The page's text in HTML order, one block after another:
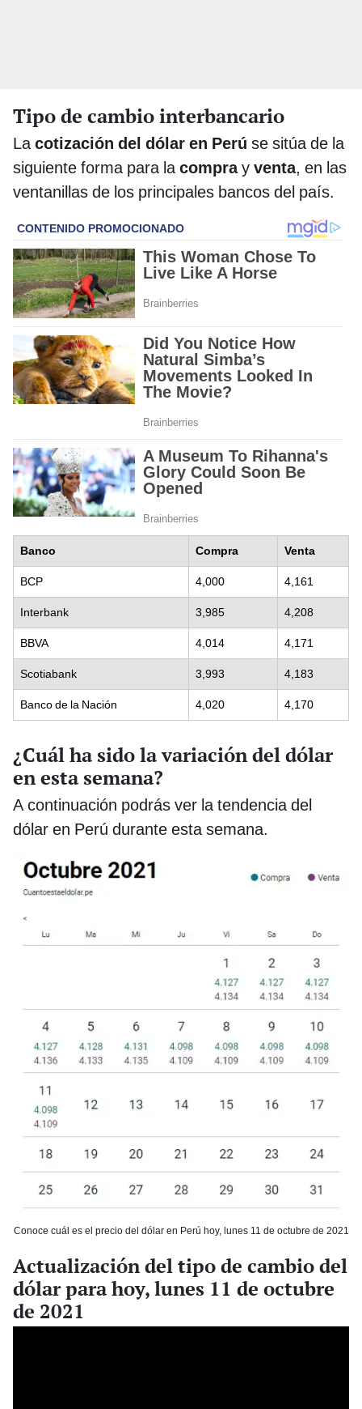
Tipo de cambio interbancario
Lacotización del dólar en Perú se sitúa de la
siguiente forma para lacompray venta, en las
ventanillas de los principales bancos del país.
Banco Compra Venta
BCP 4,000 4,161
Interbank 3,985 4,208
BBVA 4,014 4,171
Scotiabank 3,993 4,183
Banco de la Nación 4,020 4,170
¿Cuál ha sido la variación del dólar
en esta semana?
A continuación podrás ver la tendencia del
dólar en Perú durante esta semana.
Conoce cuál es el precio del dólar en Perú hoy, lunes 11 de octubre de 2021
Actualización del tipo de cambio del
dólar para hoy, lunes 11 de octubre
de 2021